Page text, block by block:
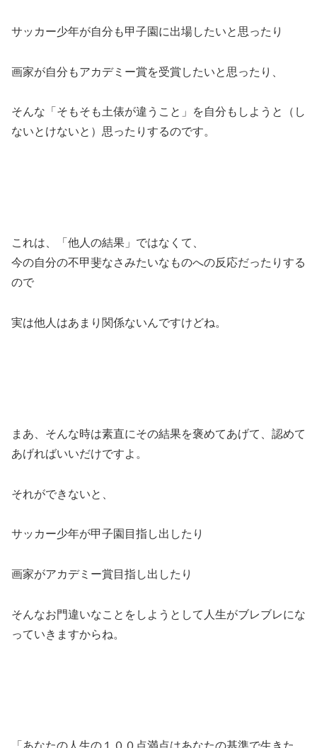
サッカー少年が自分も甲子園に出場したいと思ったり
画家が自分もアカデミー賞を受賞したいと思ったり、
そんな「そもそも土俵が違うこと」を自分もしようと（し
ないとけないと）思ったりするのです。
これは、「他人の結果」ではなくて、
今の自分の不甲斐なさみたいなものへの反応だったりする
ので
実は他人はあまり関係ないんですけどね。
まあ、そんな時は素直にその結果を褒めてあげて、認めて
あげればいいだけですよ。
それができないと、
サッカー少年が甲子園目指し出したり
画家がアカデミー賞目指し出したり
そんなお門違いなことをしようとして人生がブレブレにな
っていきますからね。
「あなたの人生の１００点満点はあなたの基準で生きた